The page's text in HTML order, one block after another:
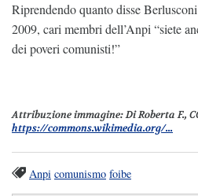
Riprendendo quanto disse
2009, cari membri dell’Anpi “siete
dei poveri comunisti!”
Attribuzione immagine:Di Roberta F.,
https://commons.wikimedia.org/...
Anpi comunismo foibe